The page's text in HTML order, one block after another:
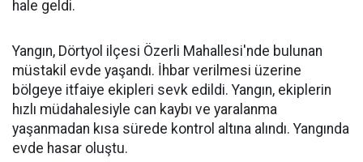
hale geldi.
Yangın, Dörtyol ilçesi Özerli Mahallesi'nde bulunan
müstakil evde yaşandı. İhbar verilmesi üzerine
bölgeye itfaiye ekipleri sevk edildi. Yangın, ekiplerin
hızlı müdahalesiyle can kaybı ve yaralanma
yaşanmadan kısa sürede kontrol altına alındı. Yangında
evde hasar oluştu.